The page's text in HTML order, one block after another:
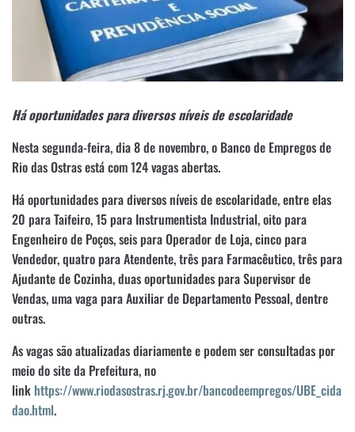
Há oportunidades para diversos níveis de escolaridade
Nesta segunda-feira, dia 8 de novembro, o Banco de Empregos de
Rio das Ostras está com 124 vagas abertas.
Há oportunidades para diversos níveis de escolaridade, entre elas
20 para Taifeiro, 15 para Instrumentista Industrial, oito para
Engenheiro de Poços, seis para Operador de Loja, cinco para
Vendedor, quatro para Atendente, três para Farmacêutico, três para
Ajudante de Cozinha, duas oportunidades para Supervisor de
Vendas, uma vaga para Auxiliar de Departamento Pessoal, dentre
outras.
As vagas são atualizadas diariamente e podem ser consultadas por
meio do site da Prefeitura, no
link https://www.riodasostras.rj.gov.br/bancodeempregos/UBE_cida
dao.html.